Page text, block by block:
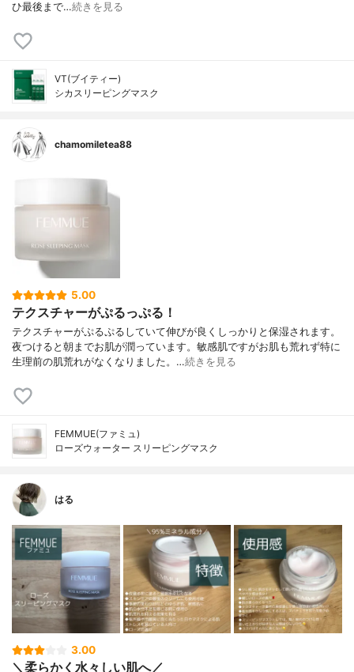
ひ最後まで…続きを見る
VT(ブイティー)
シカスリーピングマスク
chamomiletea88
5.00
テクスチャーがぷるっぷる！
テクスチャーがぷるぷるしていて伸びが良くしっかりと保湿されます。
夜つけると朝までお肌が潤っています。敏感肌ですがお肌も荒れず特に
生理前の肌荒れがなくなりました。…続きを見る
FEMMUE(ファミュ)
ローズウォーター スリーピングマスク
はる
3.00
＼柔らかく水々しい肌へ／